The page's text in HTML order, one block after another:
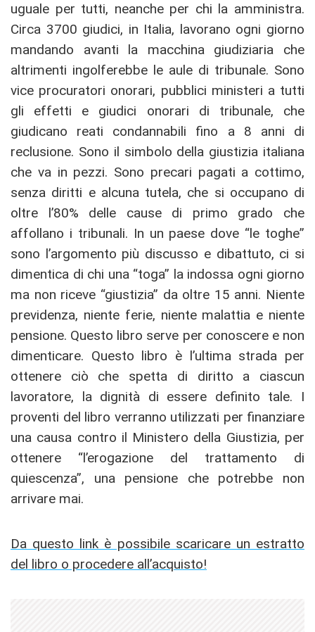
uguale per tutti, neanche per chi la amministra.
Circa 3700 giudici, in Italia, lavorano ogni giorno
mandando avanti la macchina giudiziaria che
altrimenti ingolferebbe le aule di tribunale. Sono
vice procuratori onorari, pubblici ministeri a tutti
gli effetti e giudici onorari di tribunale, che
giudicano reati condannabili fino a 8 anni di
reclusione. Sono il simbolo della giustizia italiana
che va in pezzi. Sono precari pagati a cottimo,
senza diritti e alcuna tutela, che si occupano di
oltre l’80% delle cause di primo grado che
affollano i tribunali. In un paese dove “le toghe”
sono l’argomento più discusso e dibattuto, ci si
dimentica di chi una “toga” la indossa ogni giorno
ma non riceve “giustizia” da oltre 15 anni. Niente
previdenza, niente ferie, niente malattia e niente
pensione. Questo libro serve per conoscere e non
dimenticare. Questo libro è l’ultima strada per
ottenere ciò che spetta di diritto a ciascun
lavoratore, la dignità di essere definito tale. I
proventi del libro verranno utilizzati per finanziare
una causa contro il Ministero della Giustizia, per
ottenere “l’erogazione del trattamento di
quiescenza”, una pensione che potrebbe non
arrivare mai.
Da questo link è possibile scaricare un estratto
del libro o procedere all’acquisto!